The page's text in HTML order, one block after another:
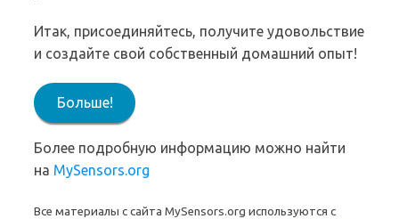
Итак, присоединяйтесь, получите удовольствие
и создайте свой собственный домашний опыт!
Больше!
Более подробную информацию можно найти
на MySensors.org
Все материалы с сайта MySensors.org используются с